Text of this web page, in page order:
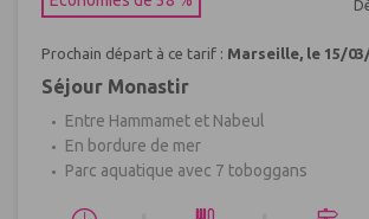
Prochain départ à ce tarif : Marseille, le 15/
Séjour Monastir
Entre Hammamet et Nabeul
En bordure de mer
Parc aquatique avec 7 toboggans